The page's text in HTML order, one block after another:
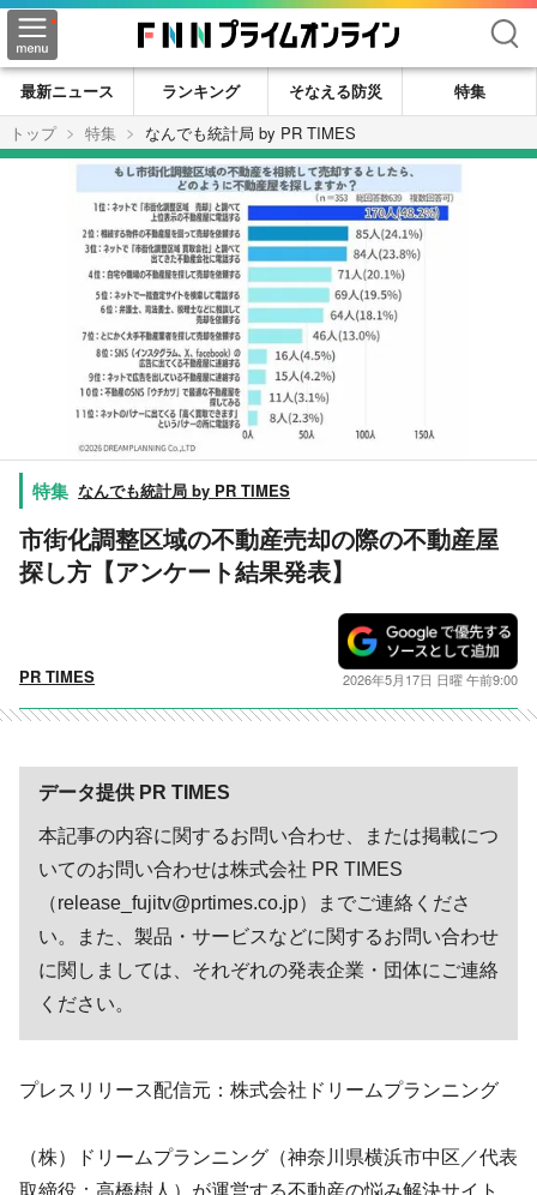
検索
最新ニュース ランキング そなえる防災
特集
トップ
特集 なんでも統計局 by PR TIMES
なんでも統計局 by PR TIMES
市街化調整区域の不動産売却の際の不動産屋
探し方【アンケート結果発表】
PR TIMES 2026年5月17日 日曜 午前9:00
データ提供 PR TIMES
本記事の内容に関するお問い合わせ、または掲載につ
いてのお問い合わせは株式会社 PR TIMES
（release_fujitv@prtimes.co.jp）までご連絡くださ
い。また、製品・サービスなどに関するお問い合わせ
に関しましては、それぞれの発表企業・団体にご連絡
ください。
プレスリリース配信元：株式会社ドリームプランニング
（株）ドリームプランニング（神奈川県横浜市中区／代表
取締役：高橋樹人）が運営する不動産の悩み解決サイト